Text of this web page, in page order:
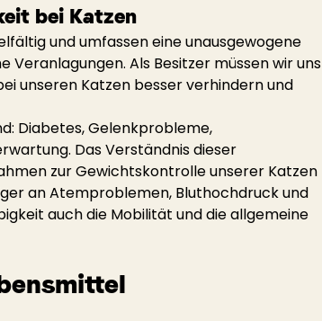
bei Katzen
und umfassen eine unausgewogene
Veranlagungen. Als Besitzer müssen wir uns
unseren Katzen besser verhindern und
Diabetes, Gelenkprobleme,
Das Verständnis dieser
zur Gewichtskontrolle unserer Katzen
an Atemproblemen, Bluthochdruck und
auch die Mobilität und die allgemeine